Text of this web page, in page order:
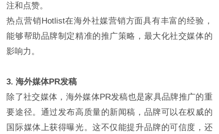
注和点赞。
热点营销Hotlist在海外社媒营销方面具有丰富的经验，
能够帮助品牌制定精准的推广策略，最大化社交媒体的
影响力。
3. 海外媒体PR发稿
除了社交媒体，海外媒体PR发稿也是家具品牌推广的重
要途径。通过发布高质量的新闻稿，品牌可以在权威的
国际媒体上获得曝光。这不仅能提升品牌的可信度，还